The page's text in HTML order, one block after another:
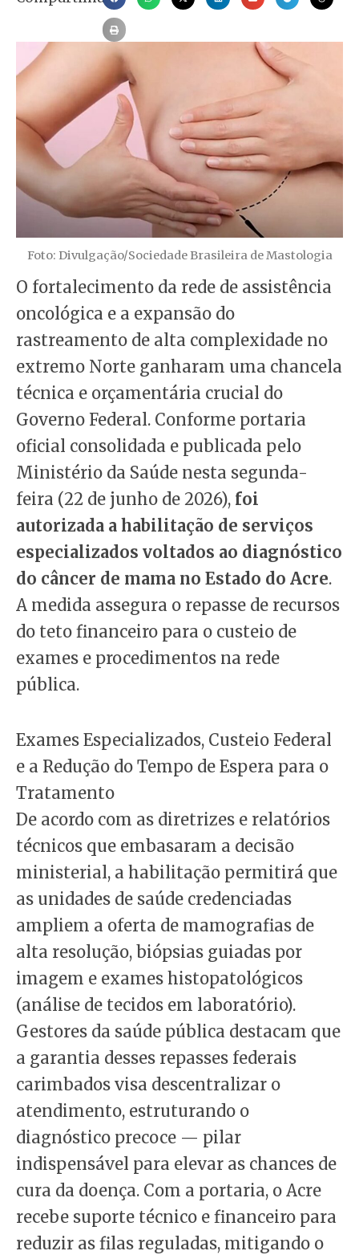
Foto: Divulgação/Sociedade Brasileira de Mastologia
O fortalecimento da rede de assistência
oncológica e a expansão do
rastreamento de alta complexidade no
extremo Norte ganharam uma chancela
técnica e orçamentária crucial do
Governo Federal. Conforme portaria
oficial consolidada e publicada pelo
Ministério da Saúde nesta segunda-
feira (22 de junho de 2026), foi
autorizada a habilitação de serviços
especializados voltados ao diagnóstico
do câncer de mama no Estado do Acre.
A medida assegura o repasse de recursos
do teto financeiro para o custeio de
exames e procedimentos na rede
pública.
Exames Especializados, Custeio Federal
e a Redução do Tempo de Espera para o
Tratamento
De acordo com as diretrizes e relatórios
técnicos que embasaram a decisão
ministerial, a habilitação permitirá que
as unidades de saúde credenciadas
ampliem a oferta de mamografias de
alta resolução, biópsias guiadas por
imagem e exames histopatológicos
(análise de tecidos em laboratório).
Gestores da saúde pública destacam que
a garantia desses repasses federais
carimbados visa descentralizar o
atendimento, estruturando o
diagnóstico precoce — pilar
indispensável para elevar as chances de
cura da doença. Com a portaria, o Acre
recebe suporte técnico e financeiro para
reduzir as filas reguladas, mitigando o